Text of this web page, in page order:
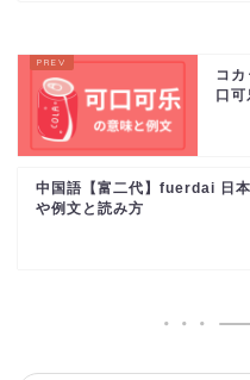
コ
口
中国語【富二代】fuerdai 日
や例文と読み方